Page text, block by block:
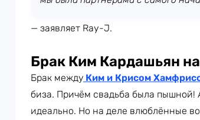
— заявляет Ray-J.
Брак Ким Кардашьян
Брак между Ким и Крисом
биза. Причём свадьба была пышной!
идеально. Но на деле влюблённые